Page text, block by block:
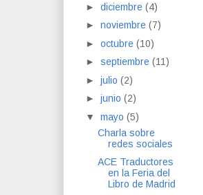
►diciembre(4)
►noviembre(7)
►octubre(10)
►septiembre(11)
►julio(2)
►junio(2)
▼mayo(5)
Charla sobre
redes sociales
ACE Traductores
en la Feria del
Libro de Madrid